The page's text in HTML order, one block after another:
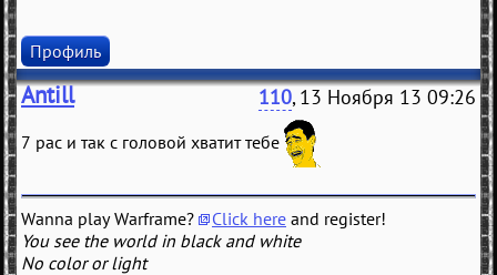
Профиль
Antill 110, 13 Ноября 13 09:26
7 рас и так с головой хватит тебе
Wanna play Warframe? Click here and register!
You see the world in black and white
No color or light